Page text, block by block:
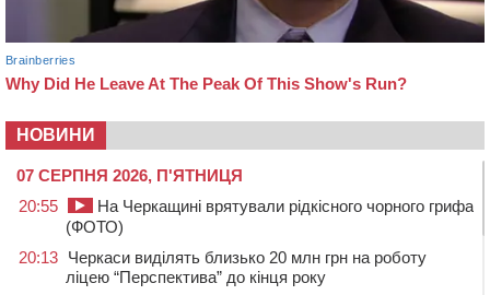
НОВИНИ
07 СЕРПНЯ 2026, П'ЯТНИЦЯ
20:55
На Черкащині врятували рідкісного чорного грифа
(ФОТО)
20:13 Черкаси виділять близько 20 млн грн на роботу
ліцею “Перспектива” до кінця року